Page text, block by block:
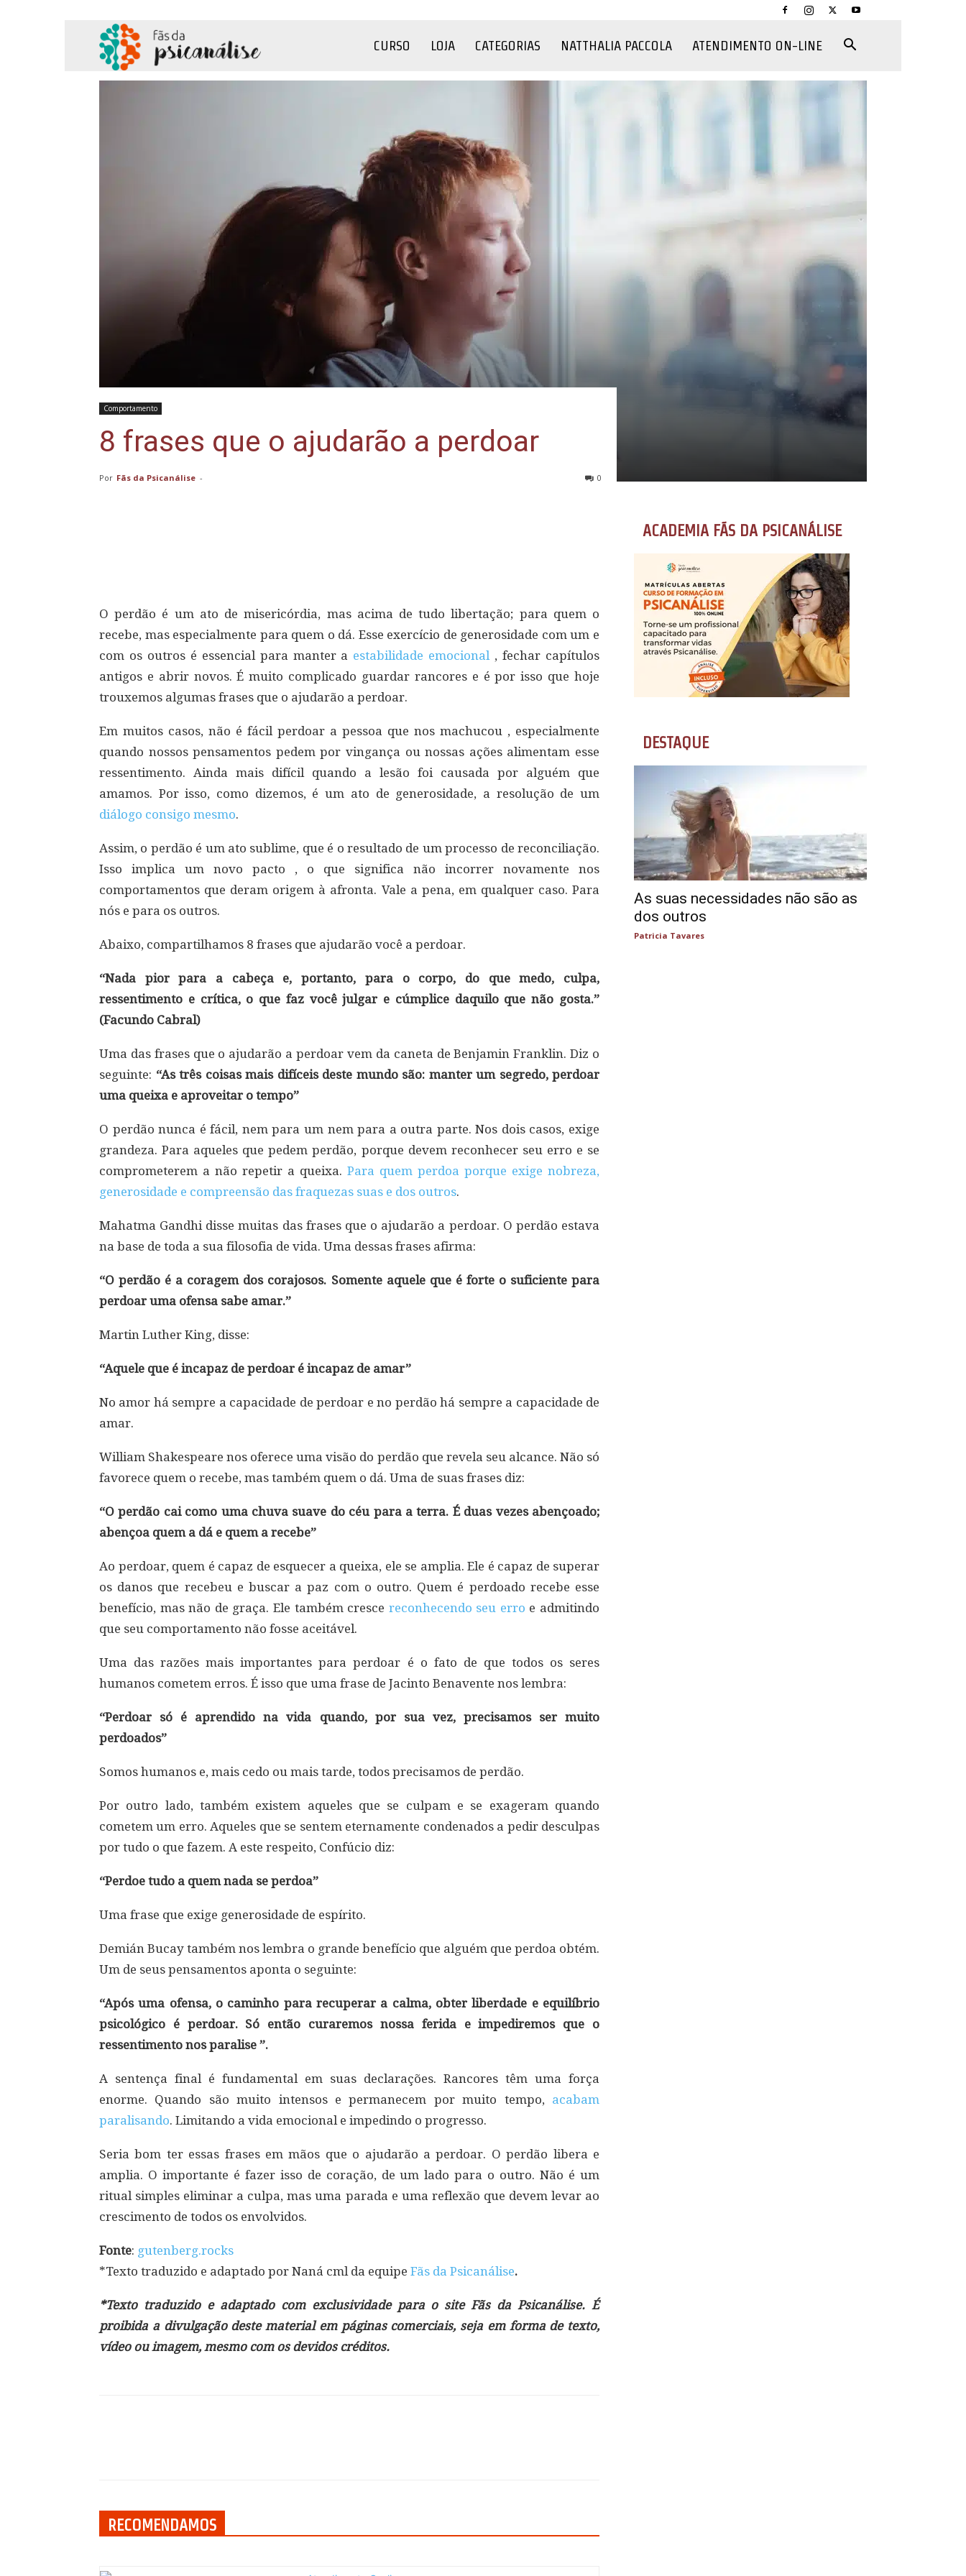
CURSO LOJA CATEGORIAS NATTHALIA PACCOLA ATENDIMENTO ON-LINE
Comportamento
8 frases que o ajudarão a perdoar
Por Fãs da Psicanálise - 0
O perdão é um ato de misericórdia, mas acima de tudo libertação; para quem o
recebe, mas especialmente para quem o dá. Esse exercício de generosidade com um e
com os outros é essencial para manter a estabilidade emocional, fechar capítulos
antigos e abrir novos. É muito complicado guardar rancores e é por isso que hoje
trouxemos algumas frases que o ajudarão a perdoar.
Em muitos casos, não é fácil perdoar a pessoa que nos machucou , especialmente
quando nossos pensamentos pedem por vingança ou nossas ações alimentam esse
ressentimento. Ainda mais difícil quando a lesão foi causada por alguém que
amamos. Por isso, como dizemos, é um ato de generosidade, a resolução de um
diálogo consigo mesmo.
Assim, o perdão é um ato sublime, que é o resultado de um processo de reconciliação.
Isso implica um novo pacto , o que significa não incorrer novamente nos
comportamentos que deram origem à afronta. Vale a pena, em qualquer caso. Para
nós e para os outros.
Abaixo, compartilhamos 8 frases que ajudarão você a perdoar.
“Nada pior para a cabeça e, portanto, para o corpo, do que medo, culpa,
ressentimento e crítica, o que faz você julgar e cúmplice daquilo que não gosta.”
(Facundo Cabral)
Uma das frases que o ajudarão a perdoar vem da caneta de Benjamin Franklin. Diz o
seguinte: “As três coisas mais difíceis deste mundo são: manter um segredo, perdoar
uma queixa e aproveitar o tempo”
O perdão nunca é fácil, nem para um nem para a outra parte. Nos dois casos, exige
grandeza. Para aqueles que pedem perdão, porque devem reconhecer seu erro e se
comprometerem a não repetir a queixa. Para quem perdoa porque exige nobreza,
generosidade e compreensão das fraquezas suas e dos outros.
Mahatma Gandhi disse muitas das frases que o ajudarão a perdoar. O perdão estava
na base de toda a sua filosofia de vida. Uma dessas frases afirma:
“O perdão é a coragem dos corajosos. Somente aquele que é forte o suficiente para
perdoar uma ofensa sabe amar.”
Martin Luther King, disse:
“Aquele que é incapaz de perdoar é incapaz de amar”
No amor há sempre a capacidade de perdoar e no perdão há sempre a capacidade de
amar.
William Shakespeare nos oferece uma visão do perdão que revela seu alcance. Não só
favorece quem o recebe, mas também quem o dá. Uma de suas frases diz:
“O perdão cai como uma chuva suave do céu para a terra. É duas vezes abençoado;
abençoa quem a dá e quem a recebe”
Ao perdoar, quem é capaz de esquecer a queixa, ele se amplia. Ele é capaz de superar
os danos que recebeu e buscar a paz com o outro. Quem é perdoado recebe esse
benefício, mas não de graça. Ele também cresce reconhecendo seu erro e admitindo
que seu comportamento não fosse aceitável.
Uma das razões mais importantes para perdoar é o fato de que todos os seres
humanos cometem erros. É isso que uma frase de Jacinto Benavente nos lembra:
“Perdoar só é aprendido na vida quando, por sua vez, precisamos ser muito
perdoados”
Somos humanos e, mais cedo ou mais tarde, todos precisamos de perdão.
Por outro lado, também existem aqueles que se culpam e se exageram quando
cometem um erro. Aqueles que se sentem eternamente condenados a pedir desculpas
por tudo o que fazem. A este respeito, Confúcio diz:
“Perdoe tudo a quem nada se perdoa”
Uma frase que exige generosidade de espírito.
Demián Bucay também nos lembra o grande benefício que alguém que perdoa obtém.
Um de seus pensamentos aponta o seguinte:
“Após uma ofensa, o caminho para recuperar a calma, obter liberdade e equilíbrio
psicológico é perdoar. Só então curaremos nossa ferida e impediremos que o
ressentimento nos paralise ”.
A sentença final é fundamental em suas declarações. Rancores têm uma força
enorme. Quando são muito intensos e permanecem por muito tempo, acabam
paralisando. Limitando a vida emocional e impedindo o progresso.
Seria bom ter essas frases em mãos que o ajudarão a perdoar. O perdão libera e
amplia. O importante é fazer isso de coração, de um lado para o outro. Não é um
ritual simples eliminar a culpa, mas uma parada e uma reflexão que devem levar ao
crescimento de todos os envolvidos.
Fonte: gutenberg.rocks
*Texto traduzido e adaptado por Naná cml da equipe Fãs da Psicanálise.
*Texto traduzido e adaptado com exclusividade para o site Fãs da Psicanálise. É
proibida a divulgação deste material em páginas comerciais, seja em forma de texto,
vídeo ou imagem, mesmo com os devidos créditos.
RECOMENDAMOS
ACADEMIA FÃS DA PSICANÁLISE
DESTAQUE
As suas necessidades não são as
dos outros
Patricia Tavares